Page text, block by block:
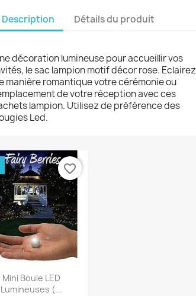
Description Détails du produit
décoration lumineuse pour accueillir vos
le sac lampion motif décor rose. Eclairez
manière romantique votre cérémonie ou
de votre réception avec ces
lampion. Utilisez de préférence des
Led.
Aperçu rapide
Mini Boule LED
Lumineuses (...
favorite_border